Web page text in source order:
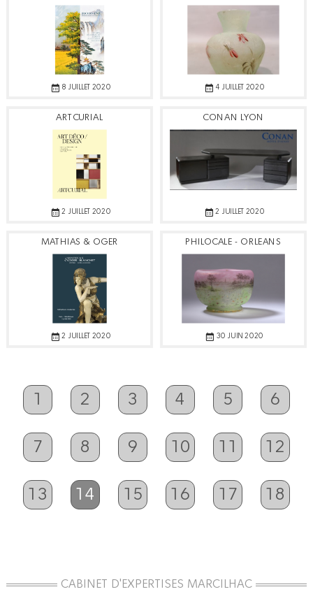
8 JUILLET 2020
TOULON
4 JUILLET 2020
ARTCURIAL
2 JUILLET 2020
CONAN LYON
2 JUILLET 2020
MATHIAS & OGER
BLANCHET
2 JUILLET 2020
PHILOCALE - ORLEANS
30 JUIN 2020
1 2 3 4 5 6
7 8 9 10 11 12
13 14 15 16 17 18
CABINET D'EXPERTISES MARCILHAC